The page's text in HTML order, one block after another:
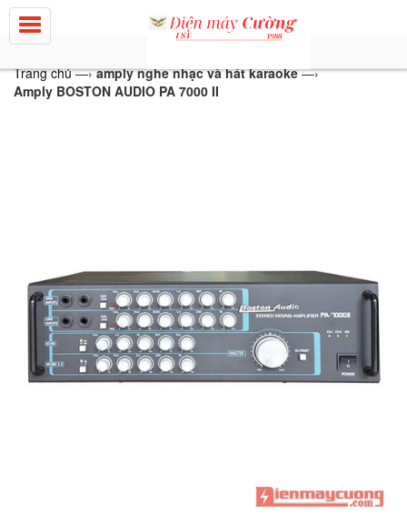
Trang chủ—› amply nghe nhạc và hát karaoke—›
Amply BOSTON AUDIO PA 7000 II